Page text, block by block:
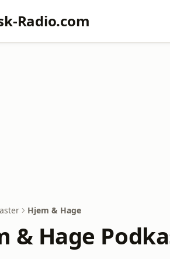
Radio.com
Hjem & Hage
& Hage